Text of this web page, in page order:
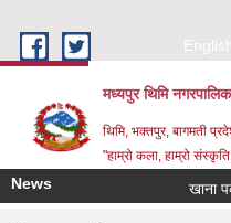
English
मध्यपुर थिमि
थिमि, भक्तपुर, बागमती
"हाम्रो कला, हाम्रो
News खाना